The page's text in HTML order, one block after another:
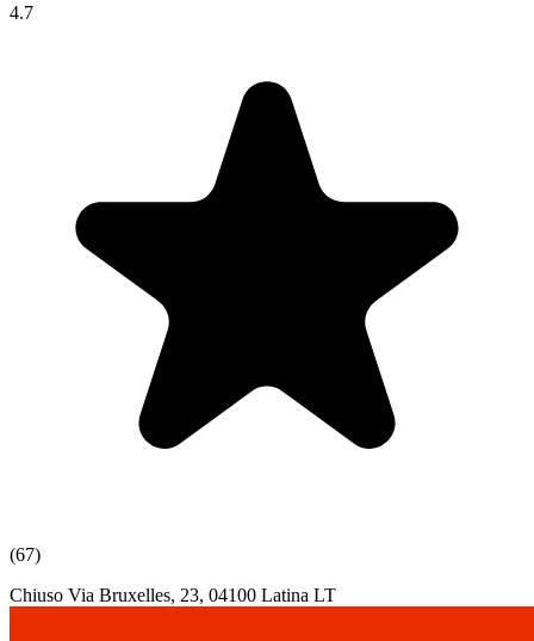
4.7
(67)
Chiuso Via Bruxelles, 23, 04100 Latina LT